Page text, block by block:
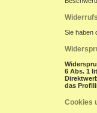
Sie haben
6 Abs. 1
das
Cookies